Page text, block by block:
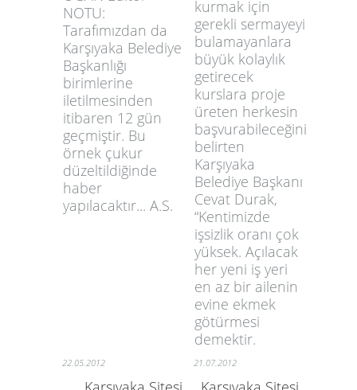
NOTU:
Tarafımızdan da
Karşıyaka Belediye
Başkanlığı
birimlerine
iletilmesinden
itibaren 12 gün
geçmiştir. Bu
örnek çukur
düzeltildiğinde
haber
yapılacaktır... A.S.
kurmak için
gerekli sermayeyi
bulamayanlara
büyük kolaylık
getirecek
kurslara proje
üreten herkesin
başvurabileceğini
belirten
Karşıyaka
Belediye Başkanı
Cevat Durak,
“Kentimizde
işsizlik oranı çok
yüksek. Açılacak
her yeni iş yeri
en az bir ailenin
evine ekmek
götürmesi
demektir.
22.05.2012 21.07.2012